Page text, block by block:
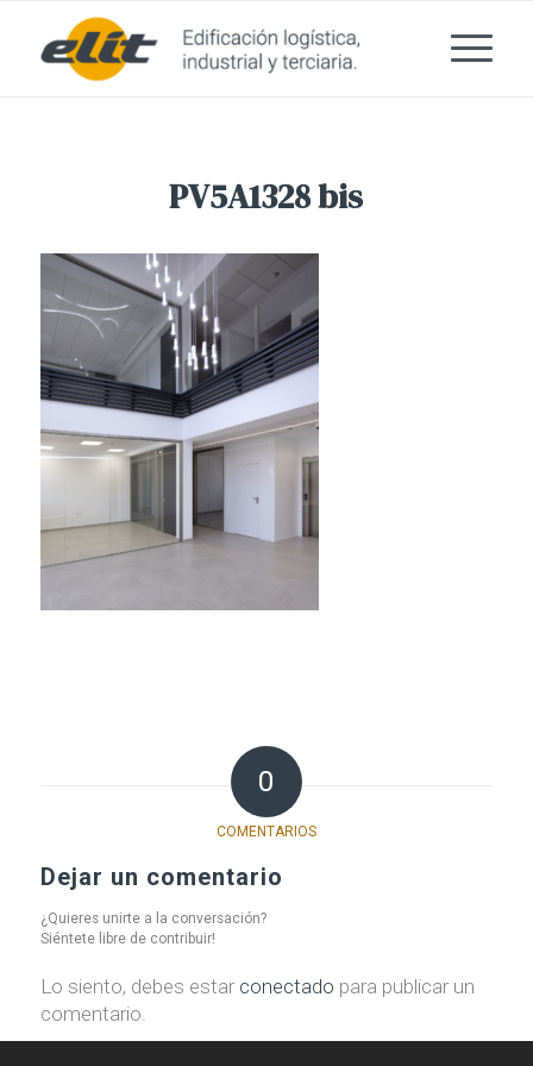
PV5A1328 bis
0
COMENTARIOS
Dejar un comentario
¿Quieres unirte a la conversación?
Siéntete libre de contribuir!
Lo siento, debes estar conectado para publicar un
comentario.